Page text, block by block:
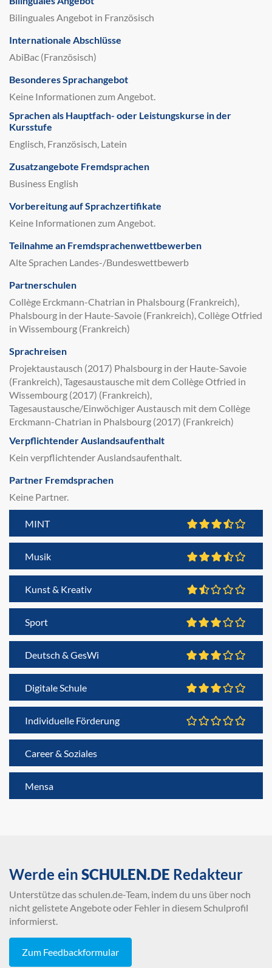
Bilinguales Angebot in Französisch
Internationale Abschlüsse
AbiBac (Französisch)
Besonderes Sprachangebot
Keine Informationen zum Angebot.
Sprachen als Hauptfach- oder Leistungskurse in der
Kursstufe
Englisch, Französisch, Latein
Zusatzangebote Fremdsprachen
Business English
Vorbereitung auf Sprachzertifikate
Keine Informationen zum Angebot.
Teilnahme an Fremdsprachenwettbewerben
Alte Sprachen Landes-/Bundeswettbewerb
Partnerschulen
Collège Erckmann-Chatrian in Phalsbourg (Frankreich),
Phalsbourg in der Haute-Savoie (Frankreich), Collège Otfried
in Wissembourg (Frankreich)
Sprachreisen
Projektaustausch (2017) Phalsbourg in der Haute-Savoie
(Frankreich), Tagesaustausche mit dem Collège Otfried in
Wissembourg (2017) (Frankreich),
Tagesaustausche/Einwöchiger Austausch mit dem Collège
Erckmann-Chatrian in Phalsbourg (2017) (Frankreich)
Verpflichtender Auslandsaufenthalt
Kein verpflichtender Auslandsaufenthalt.
Partner Fremdsprachen
Keine Partner.
MINT
Musik
Kunst & Kreativ
Sport
Deutsch & GesWi
Digitale Schule
Individuelle Förderung
Career & Soziales
Mensa
Werde ein SCHULEN.DE Redakteur
Unterstütze das schulen.de-Team, indem du uns über noch
nicht gelistete Angebote oder Fehler in diesem Schulprofil
informierst.
Zum Feedbackformular